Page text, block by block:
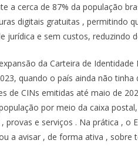
a cerca de 87% da população
digitais gratuitas , permitindo
jurídica e sem custos, reduzindo
da Carteira de Identidade
quando o país ainda nãotinha
de CINs emitidas até maio de
por meio da caixa
, provas e serviços . Na prática , o
a avisar , de forma ativa , sobre